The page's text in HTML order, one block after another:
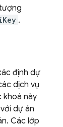
.
định dự
dịch vụ
khoá này
dự án
Các lớp